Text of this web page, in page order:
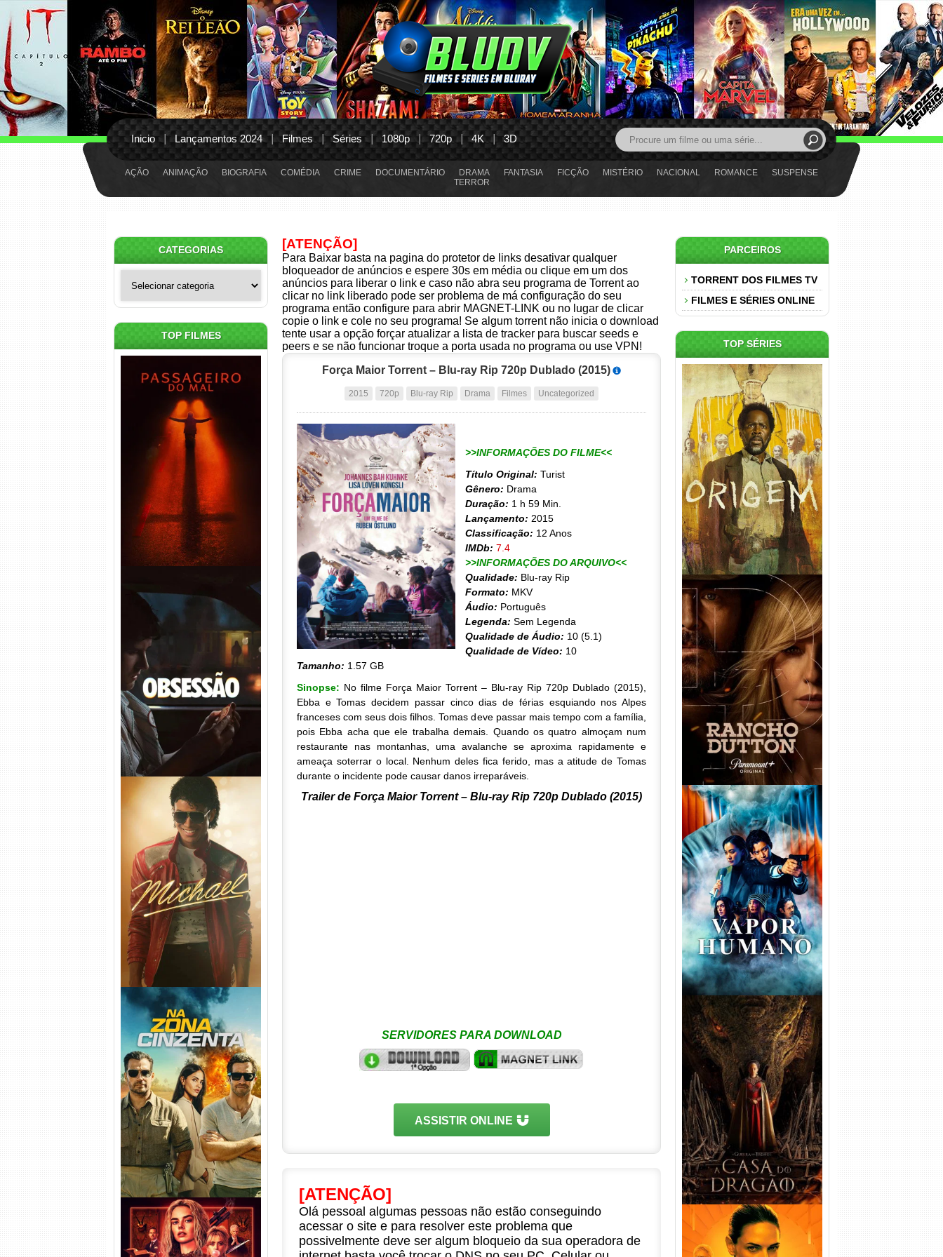
Inicio Lançamentos 2024 Filmes Séries 1080p 720p 4K 3D
AÇÃO ANIMAÇÃO BIOGRAFIA COMÉDIA CRIME DOCUMENTÁRIO DRAMA FANTASIA FICÇÃO MISTÉRIO NACIONAL ROMANCE
SUSPENSE
TERROR
[ATENÇÃO]
Para Baixar basta na pagina do protetor de links desativar qualquer
bloqueador de anúncios e espere 30s em média ou clique em um dos
anúncios para liberar o link e caso não abra seu programa de Torrent ao
clicar no link liberado pode ser problema de má configuração do seu
programa então configure para abrir MAGNET-LINK ou no lugar de clicar
copie o link e cole no seu programa! Se algum torrent não inicia o download
tente usar a opção forçar atualizar a lista de tracker para buscar seeds e
peers e se não funcionar troque a porta usada no programa ou use VPN!
Força Maior Torrent – Blu-ray Rip 720p Dublado (2015)
2015 720p Blu-ray Rip Drama Filmes Uncategorized
>>INFORMAÇÕES DO FILME<<
Título Original: Turist
Gênero: Drama
Duração: 1 h 59 Min.
Lançamento: 2015
Classificação: 12 Anos
IMDb: 7.4
>>INFORMAÇÕES DO ARQUIVO<<
Qualidade: Blu-ray Rip
Formato: MKV
Áudio: Português
Legenda: Sem Legenda
Qualidade de Áudio: 10 (5.1)
Qualidade de Vídeo: 10
Tamanho: 1.57 GB
Sinopse: No filme Força Maior Torrent – Blu-ray Rip 720p Dublado (2015),
Ebba e Tomas decidem passar cinco dias de férias esquiando nos Alpes
franceses com seus dois filhos. Tomas deve passar mais tempo com a família,
pois Ebba acha que ele trabalha demais. Quando os quatro almoçam num
restaurante nas montanhas, uma avalanche se aproxima rapidamente e
ameaça soterrar o local. Nenhum deles fica ferido, mas a atitude de Tomas
durante o incidente pode causar danos irreparáveis.
Trailer de Força Maior Torrent – Blu-ray Rip 720p Dublado (2015)
SERVIDORES PARA DOWNLOAD
ASSISTIR ONLINE
[ATENÇÃO]
Olá pessoal algumas pessoas não estão conseguindo
acessar o site e para resolver este problema que
possivelmente deve ser algum bloqueio da sua operadora de
CATEGORIAS
TOP FILMES
Passageiro do Mal Torrent
(2026) WEB-DL 1080p Dual
Áudio
Obsessão Torrent (2026)
WEB-DL 1080p/4K Dual
Áudio
Michael Torrent (2026) WEB-
DL 1080p/4K Dual Áudio
Na Zona Cinzenta Torrent
(2026) WEB-DL 1080p/4K
Dual Áudio
PARCEIROS
TORRENT DOS FILMES TV
FILMES E SÉRIES ONLINE
TOP SÉRIES
Origem 4ª Temporada Torrent
(2026) WEB-DL 1080p/4K
Dual Áudio
Rancho Dutton 1ª
Temporada Torrent (2026)
WEB-DL 1080p Dual Áudio
Vapor Humano 1ª Temporada
Torrent (2026) WEB-DL 1080p
Dual Áudio
A Casa do Dragão 1ª
Temporada Torrent (2022)
WEB-DL 720p/1080p Dual
Áudio